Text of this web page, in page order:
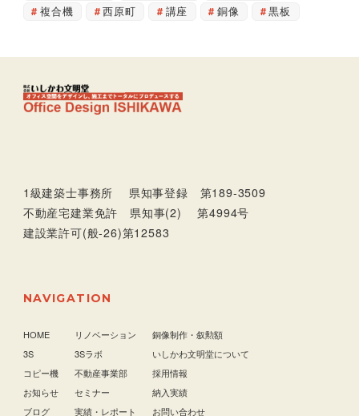
複合機
西原町 講座 銅像 黒板
1級建築士事務所 県知事登録 第189-3509
不動産宅建業免許 県知事(2) 第4994号
建設業許可(般-26)第12583
NAVIGATION
HOME リノベーション
銅像制作・叙勲額
3S
3Sラボ
いしかわ文明堂について
コピー機
不動産事業部
採用情報
お知らせ
セミナー
納入実績
ブログ
実績・レポート お問い合わせ